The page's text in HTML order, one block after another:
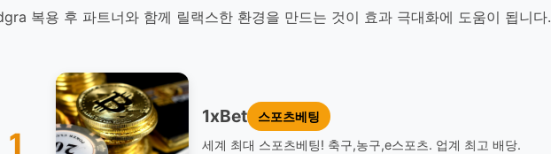
복용 후 파트너와 함께 릴랙스한 환경을 만드는 것이 효과 극대화에 도움이 됩니다.
1
1xBet
스포츠베팅
세계 최대 스포츠베팅! 축구,농구,e스포츠. 업계 최고 배당.